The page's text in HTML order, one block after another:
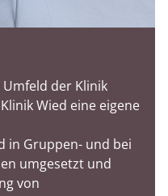
der Klinik
Wied eine eigene
in Gruppen- und bei
umgesetzt und
von